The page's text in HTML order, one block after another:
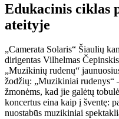
Edukacinis ciklas
ateityje
„Camerata Solaris“ Šiaulių
dirigentas Vilhelmas
„Muzikinių rudenų“
žodžių: „Muzikiniai rudenys“
žmonėms, kad jie galėtų
koncertus eina kaip į šventę:
nuostabūs muzikiniai